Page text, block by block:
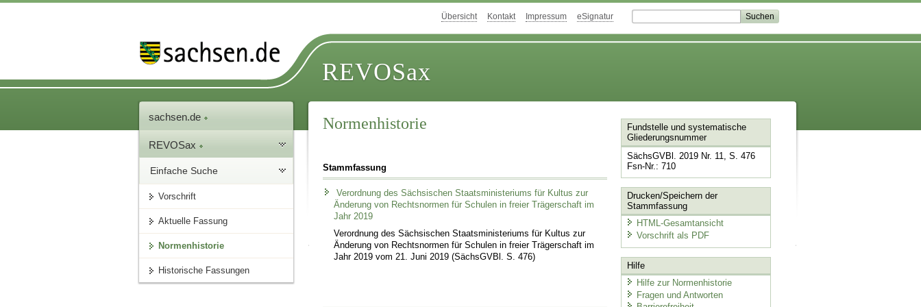
Übersicht Kontakt Impressum eSignatur
REVOSax
sachsen.de
REVOSax
Einfache Suche
Vorschrift
Aktuelle Fassung
Normenhistorie
Historische Fassungen
Normenhistorie
Stammfassung
Verordnung des Sächsischen Staatsministeriums für Kultus zur
Änderung von Rechtsnormen für Schulen in freier Trägerschaft im
Jahr 2019
Verordnung des Sächsischen Staatsministeriums für Kultus zur
Änderung von Rechtsnormen für Schulen in freier Trägerschaft im
Jahr 2019 vom 21. Juni 2019 (SächsGVBl. S. 476)
Fundstelle und systematische
Gliederungsnummer
SächsGVBl. 2019 Nr. 11, S. 476
Fsn-Nr.: 710
Drucken/Speichern der
Stammfassung
HTML-Gesamtansicht
Vorschrift als PDF
Hilfe
Hilfe zur Normenhistorie
Fragen und Antworten